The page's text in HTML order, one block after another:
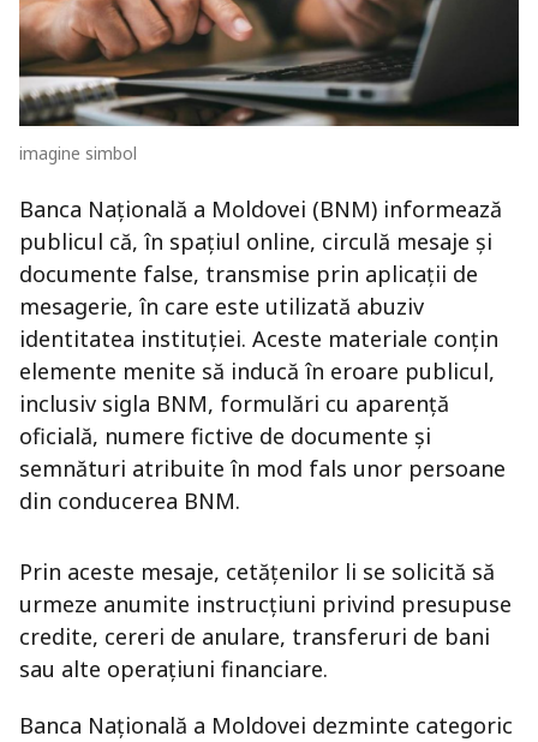
imagine simbol
Banca Națională a Moldovei (BNM) informează
publicul că, în spațiul online, circulă mesaje și
documente false, transmise prin aplicații de
mesagerie, în care este utilizată abuziv
identitatea instituției. Aceste materiale conțin
elemente menite să inducă în eroare publicul,
inclusiv sigla BNM, formulări cu aparență
oficială, numere fictive de documente și
semnături atribuite în mod fals unor persoane
din conducerea BNM.
Prin aceste mesaje, cetățenilor li se solicită să
urmeze anumite instrucțiuni privind presupuse
credite, cereri de anulare, transferuri de bani
sau alte operațiuni financiare.
Banca Națională a Moldovei dezminte categoric